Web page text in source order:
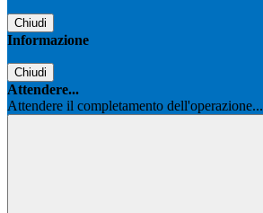
Chiudi
Informazione
Chiudi
Attendere...
Attendere il completamento dell'operazione...